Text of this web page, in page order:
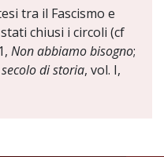
tra il Fascismo e
chiusi i circoli (cf
Non abbiamo bisogno;
di storia, vol. I,